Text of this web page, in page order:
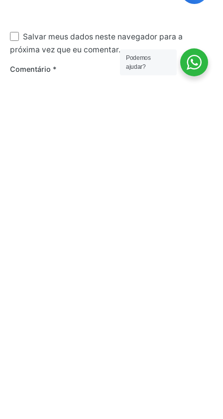
Salvar meus dados neste navegador para a
próxima vez que eu comentar.
Comentário *
Podemos
ajudar?